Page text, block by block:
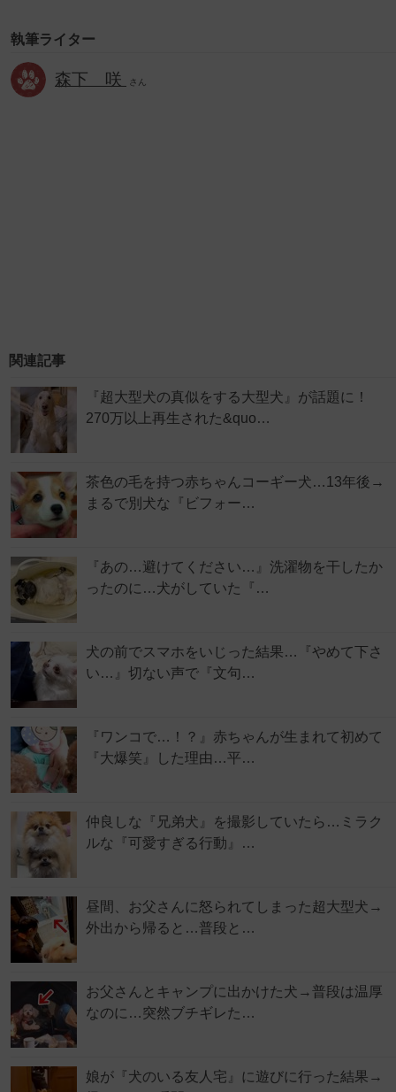
執筆ライター
森下 咲 さん
関連記事
『超大型犬の真似をする大型犬』が話題に！
270万以上再生された&quo…
茶色の毛を持つ赤ちゃんコーギー犬…13年後→
まるで別犬な『ビフォー…
『あの…避けてください…』洗濯物を干したか
ったのに…犬がしていた『…
犬の前でスマホをいじった結果…『やめて下さ
い…』切ない声で『文句…
『ワンコで…！？』赤ちゃんが生まれて初めて
『大爆笑』した理由…平…
仲良しな『兄弟犬』を撮影していたら…ミラク
ルな『可愛すぎる行動』…
昼間、お父さんに怒られてしまった超大型犬→
外出から帰ると…普段と…
お父さんとキャンプに出かけた犬→普段は温厚
なのに…突然ブチギレた…
娘が『犬のいる友人宅』に遊びに行った結果→